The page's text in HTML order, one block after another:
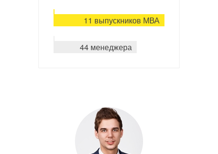
11 выпускников МВА
44 менеджера